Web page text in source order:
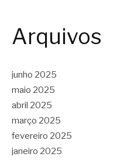
Arquivos
junho 2025
maio 2025
abril 2025
março 2025
fevereiro 2025
janeiro 2025